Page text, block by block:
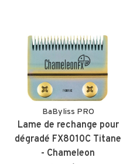
BaByliss PRO
Lame de rechange pour
dégradé FX8010C Titane
- Chameleon